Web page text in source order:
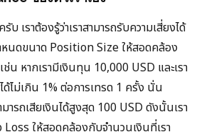
เราต้องรู้ว่าเราสามารถรับความเสี่ยงได้
หนดขนาด Position Size ให้สอดคล้อง
น หากเรามีเงินทุน 10,000 USD และเรา
ด้ไม่เกิน 1% ต่อการเทรด 1 ครั้ง นั่น
มารถเสียเงินได้สูงสุด 100 USD ดังนั้นเรา
ให้สอดคล้องกับจำนวนเงินที่เรา